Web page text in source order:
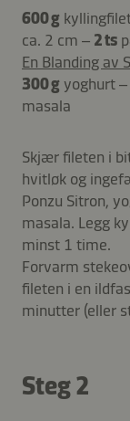
600 g
ca. 2 cm – 2 ts
En Blanding av
300 g yoghurt –
masala
Skjær fileten i
hvitløk og
Ponzu Sitron,
masala. Legg
minst 1 time.
Forvarm
fileten i en
minutter (eller
Steg 2